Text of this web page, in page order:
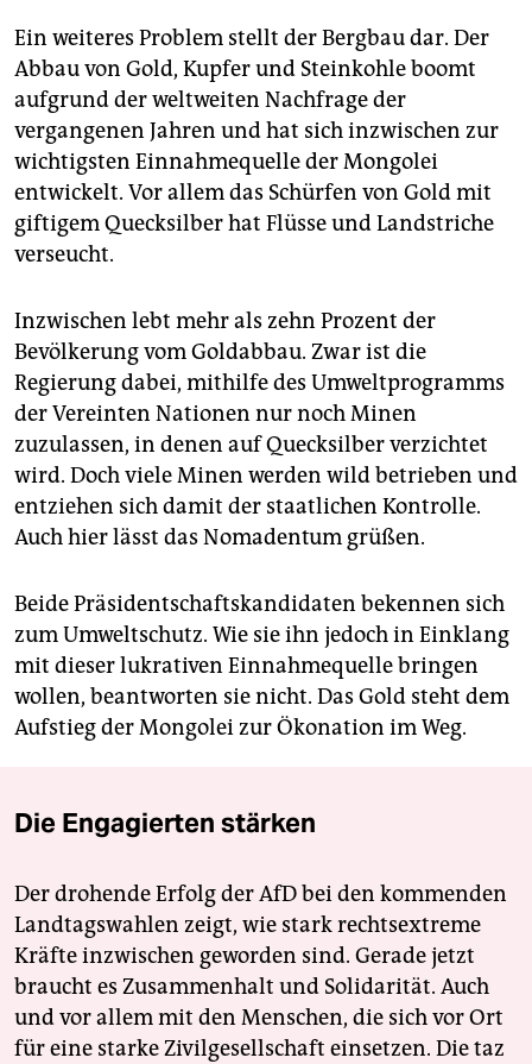
Ein weiteres Problem stellt der Bergbau dar. Der
Abbau von Gold, Kupfer und Steinkohle boomt
aufgrund der weltweiten Nachfrage der
vergangenen Jahren und hat sich inzwischen zur
wichtigsten Einnahmequelle der Mongolei
entwickelt. Vor allem das Schürfen von Gold mit
giftigem Quecksilber hat Flüsse und Landstriche
verseucht.
Inzwischen lebt mehr als zehn Prozent der
Bevölkerung vom Goldabbau. Zwar ist die
Regierung dabei, mithilfe des Umweltprogramms
der Vereinten Nationen nur noch Minen
zuzulassen, in denen auf Quecksilber verzichtet
wird. Doch viele Minen werden wild betrieben und
entziehen sich damit der staatlichen Kontrolle.
Auch hier lässt das Nomadentum grüßen.
Beide Präsidentschaftskandidaten bekennen sich
zum Umweltschutz. Wie sie ihn jedoch in Einklang
mit dieser lukrativen Einnahmequelle bringen
wollen, beantworten sie nicht. Das Gold steht dem
Aufstieg der Mongolei zur Ökonation im Weg.
Die Engagierten stärken
Der drohende Erfolg der AfD bei den kommenden
Landtagswahlen zeigt, wie stark rechtsextreme
Kräfte inzwischen geworden sind. Gerade jetzt
braucht es Zusammenhalt und Solidarität. Auch
und vor allem mit den Menschen, die sich vor Ort
für eine starke Zivilgesellschaft einsetzen. Die taz